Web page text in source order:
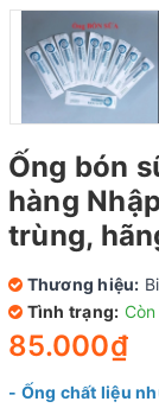
Ống bón
hàng
trùng,
Thương hiệu:
Tình trạng:
85.000₫
- Ống chất liệu